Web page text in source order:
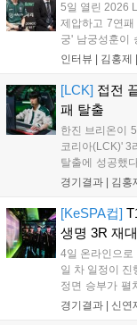
5일 열린 2026
제압하고 7연
궁' 남궁성훈이
상수 감독은 "
인터뷰 | 김홍제
[LCK] 접전
패 탈출
한진 브리온이
코리아(LCK)' 3
탈출에 성공했
전에서 서로 2
경기결과 | 김홍
[KeSPA컵]
생명 3R 재
4일 온라인으
일 차 일정이 진
정면 승부가 펼
로 진출했고, 젠
경기결과 | 신연